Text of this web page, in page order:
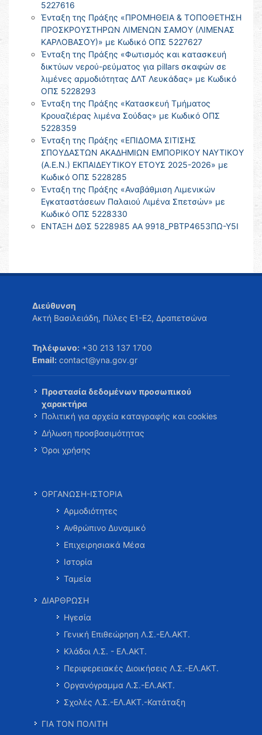
5227616
Ένταξη της Πράξης «ΠΡΟΜΗΘΕΙΑ & ΤΟΠΟΘΕΤΗΣΗ
ΠΡΟΣΚΡΟΥΣΤΗΡΩΝ ΛΙΜΕΝΩΝ ΣΑΜΟΥ (ΛΙΜΕΝΑΣ
ΚΑΡΛΟΒΑΣΟΥ)» με Κωδικό ΟΠΣ 5227627
Ένταξη της Πράξης «Φωτισμός και κατασκευή
δικτύων νερού-ρεύματος για pillars σκαφών σε
λιμένες αρμοδιότητας ΔΛΤ Λευκάδας» με Κωδικό
ΟΠΣ 5228293
Ένταξη της Πράξης «Κατασκευή Τμήματος
Κρουαζιέρας λιμένα Σούδας» με Κωδικό ΟΠΣ
5228359
Ένταξη της Πράξης «ΕΠΙΔΟΜΑ ΣΙΤΙΣΗΣ
ΣΠΟΥΔΑΣΤΩΝ ΑΚΑΔΗΜΙΩΝ ΕΜΠΟΡΙΚΟΥ ΝΑΥΤΙΚΟΥ
(Α.Ε.Ν.) ΕΚΠΑΙΔΕΥΤΙΚΟΥ ΕΤΟΥΣ 2025-2026» με
Κωδικό ΟΠΣ 5228285
Ένταξη της Πράξης «Αναβάθμιση Λιμενικών
Εγκαταστάσεων Παλαιού Λιμένα Σπετσών» με
Κωδικό ΟΠΣ 5228330
ΕΝΤΑΞΗ ΔΘΣ 5228985 ΑΑ 9918_ΡΒΤΡ4653ΠΩ-Υ5Ι
Διεύθυνση
Ακτή Βασιλειάδη, Πύλες Ε1-Ε2, Δραπετσώνα
Τηλέφωνο: +30 213 137 1700
Email: contact@yna.gov.gr
Προστασία δεδομένων προσωπικού
χαρακτήρα
Πολιτική για αρχεία καταγραφής και cookies
Δήλωση προσβασιμότητας
Όροι χρήσης
ΟΡΓΑΝΩΣΗ-ΙΣΤΟΡΙΑ
Αρμοδιότητες
Ανθρώπινο Δυναμικό
Επιχειρησιακά Μέσα
Ιστορία
Ταμεία
ΔΙΑΡΘΡΩΣΗ
Ηγεσία
Γενική Επιθεώρηση Λ.Σ.-ΕΛ.ΑΚΤ.
Κλάδοι Λ.Σ. - ΕΛ.ΑΚΤ.
Περιφερειακές Διοικήσεις Λ.Σ.-ΕΛ.ΑΚΤ.
Οργανόγραμμα Λ.Σ.-ΕΛ.ΑΚΤ.
Σχολές Λ.Σ.-ΕΛ.ΑΚΤ.-Κατάταξη
ΓΙΑ ΤΟΝ ΠΟΛΙΤΗ